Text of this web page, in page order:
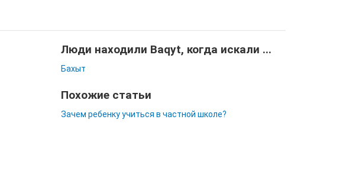
Люди находили Baqyt, когда искали ...
Бахыт
Похожие статьи
Зачем ребенку учиться в частной школе?